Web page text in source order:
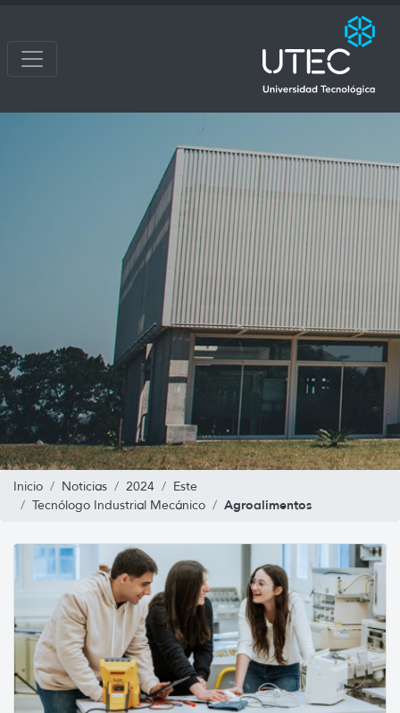
Inicio Noticias 2024
Este
Tecnólogo Industrial Mecánico
Agroalimentos